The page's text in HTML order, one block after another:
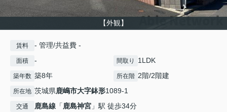
【外観】
賃料 - 管理/共益費 -
面積 - 間取り 1LDK
築年数 築8年 所在階 2階/2階建
所在地 茨城県鹿嶋市大字鉢形1089-1
交通 鹿島線 「鹿島神宮 」駅 徒歩34分